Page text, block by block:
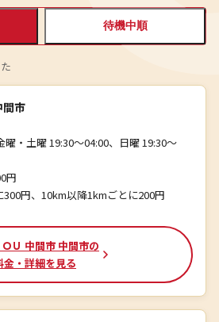
待機中順
間市
曜・土曜 19:30～04:00、日曜 19:30～
円
円、10km以降1kmごとに200円
Ｕ 中間市 中間市の
金・詳細を見る